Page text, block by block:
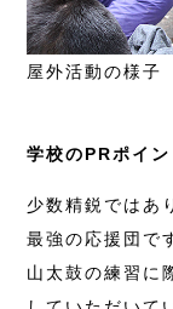
屋外活動の様子
学校のPRポイ
少数精鋭ではあ
最強の応援団で
山太鼓の練習に